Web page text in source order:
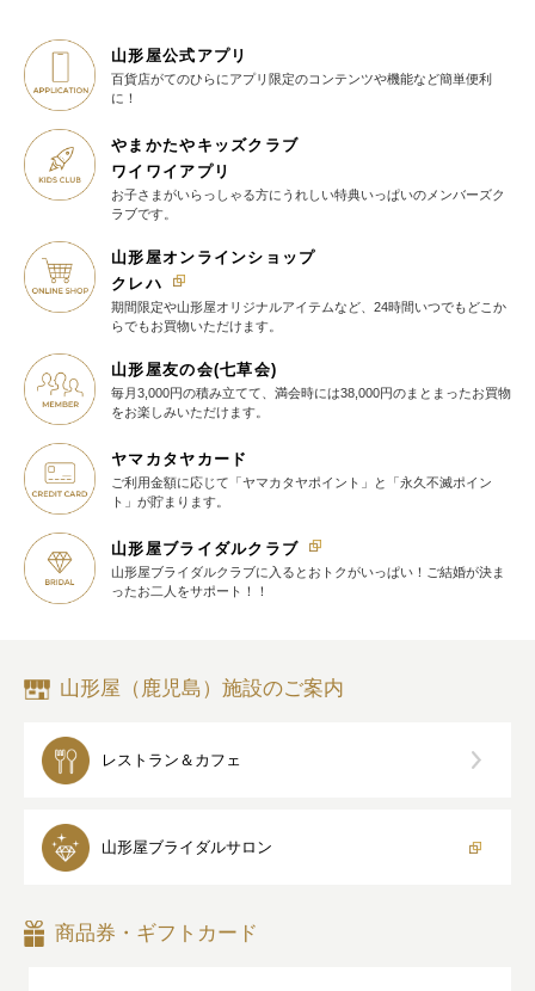
山形屋公式アプリ
百貨店がてのひらにアプリ限定のコンテンツや機能など簡単便利
に！
やまかたやキッズクラブ
ワイワイアプリ
お子さまがいらっしゃる方に うれしい特典いっぱいの メンバーズク
ラブです。
山形屋オンラインショップ
クレハ
期間限定や山形屋オリジナルアイテムなど、24時間いつでもどこか
らでもお買物いただけます。
山形屋友の会(七草会)
毎月3,000円の積み立てて、満会時には38,000円のまとまったお買物
をお楽しみいただけます。
ヤマカタヤカード
ご利用金額に応じて 「ヤマカタヤポイント」と
「永久不滅ポイン
ト」が貯まります。
山形屋ブライダルクラブ
山形屋ブライダルクラブに入ると おトクがいっぱい！ ご結婚が決ま
ったお二人をサポート！！
山形屋（鹿児島）施設のご案内
レストラン＆カフェ
山形屋ブライダルサロン
商品券・ギフトカード